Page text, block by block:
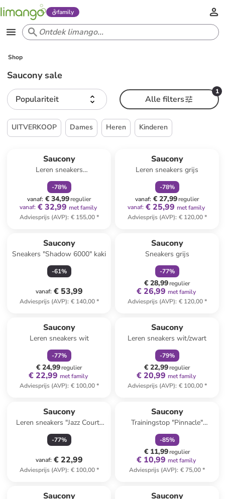
family
Shop
Saucony sale
Populariteit
1
Alle filters
UITVERKOOP Dames Heren Kinderen
Saucony
Leren sneakers
grijs/lichtblauw
-78%
vanaf: € 34,99regulier
vanaf: € 32,99 met family
Adviesprijs (AVP): € 155,00*
Saucony
Leren sneakers grijs
-78%
vanaf: € 27,99regulier
vanaf: € 25,99 met family
Adviesprijs (AVP): € 120,00*
Saucony
Sneakers "Shadow 6000" kaki
-61%
vanaf: € 53,99
Adviesprijs (AVP): € 140,00*
Saucony
Sneakers grijs
-77%
€ 28,99regulier
€ 26,99 met family
Adviesprijs (AVP): € 120,00*
Saucony
Leren sneakers wit
-77%
€ 24,99regulier
€ 22,99 met family
Adviesprijs (AVP): € 100,00*
Saucony
Leren sneakers wit/zwart
-79%
€ 22,99regulier
€ 20,99 met family
Adviesprijs (AVP): € 100,00*
Saucony
Leren sneakers "Jazz Court"
wit/lichtroze
-77%
vanaf: € 22,99
Adviesprijs (AVP): € 100,00*
Saucony
Trainingstop "Pinnacle"
lichtroze
-85%
€ 11,99regulier
€ 10,99 met family
Adviesprijs (AVP): € 75,00*
Saucony Saucony